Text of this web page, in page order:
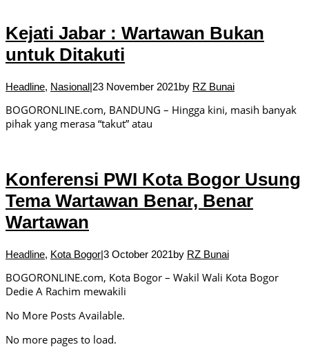
Kejati Jabar : Wartawan Bukan
untuk Ditakuti
Headline, Nasional|23 November 2021by RZ Bunai
BOGORONLINE.com, BANDUNG – Hingga kini, masih banyak
pihak yang merasa “takut” atau
Konferensi PWI Kota Bogor Usung
Tema Wartawan Benar, Benar
Wartawan
Headline, Kota Bogor|3 October 2021by RZ Bunai
BOGORONLINE.com, Kota Bogor – Wakil Wali Kota Bogor
Dedie A Rachim mewakili
No More Posts Available.
No more pages to load.